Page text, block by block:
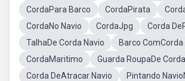
CordaPara Barco
CordaPirata
CordaNo Navio
CordaJpg
Corda
TalhaDe Corda Navio
Barco ComCorda
CordaMaritimo
Guarda RoupaDe
Corda DeAtracar Navio
Pintando